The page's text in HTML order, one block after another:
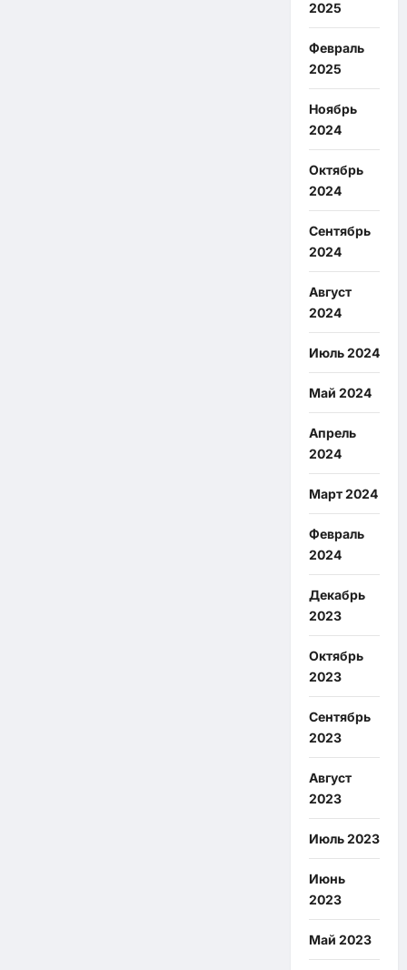
2025
Февраль
2025
Ноябрь
2024
Октябрь
2024
Сентябрь
2024
Август
2024
Июль 2024
Май 2024
Апрель
2024
Март 2024
Февраль
2024
Декабрь
2023
Октябрь
2023
Сентябрь
2023
Август
2023
Июль 2023
Июнь
2023
Май 2023